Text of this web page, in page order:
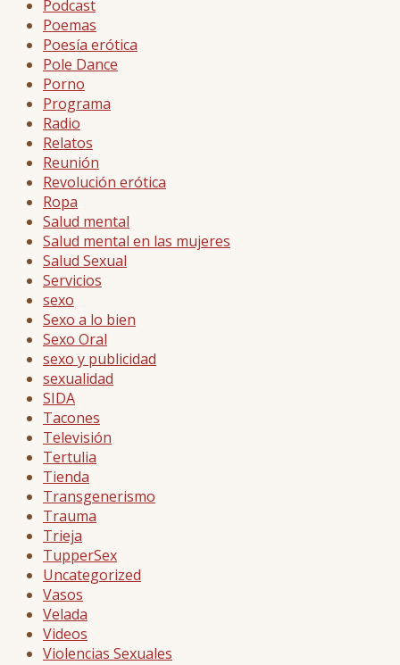
Podcast
Poemas
Poesía erótica
Pole Dance
Porno
Programa
Radio
Relatos
Reunión
Revolución erótica
Ropa
Salud mental
Salud mental en las mujeres
Salud Sexual
Servicios
sexo
Sexo a lo bien
Sexo Oral
sexo y publicidad
sexualidad
SIDA
Tacones
Televisión
Tertulia
Tienda
Transgenerismo
Trauma
Trieja
TupperSex
Uncategorized
Vasos
Velada
Videos
Violencias Sexuales